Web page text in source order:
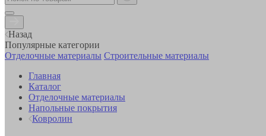
Назад
Популярные категории
Отделочные материалы Строительные материалы
Главная
Каталог
Отделочные материалы
Напольные покрытия
Ковролин